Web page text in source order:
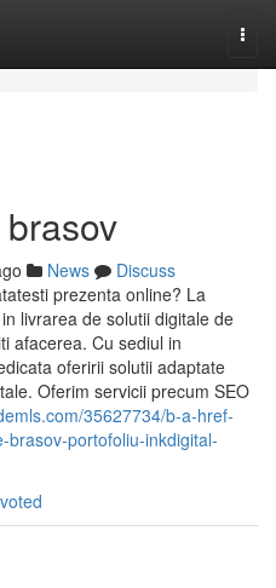
News
Discuss
prezenta online? La
livrarea de solutii digitale de
afacerea. Cu sediul in
oferirii solutii adaptate
Oferim servicii precum SEO
35627734/b-a-href-
brasov-portofoliu-inkdigital-